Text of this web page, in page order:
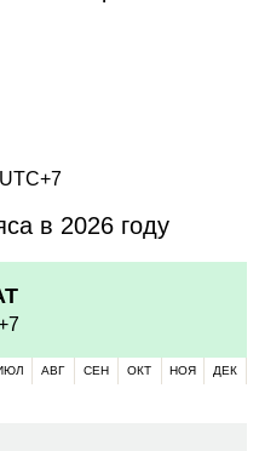
в 2026 году
АВГ СЕН ОКТ НОЯ ДЕК